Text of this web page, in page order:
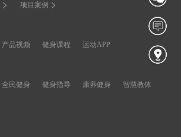
项目案例
产品视频 健身课程 运动APP
全民健身 健身指导 康养健身 智慧教体